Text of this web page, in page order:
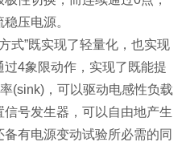
压电源。
式”既实现了轻量化，也实现
4象限动作，实现了既能提
(sink)，可以驱动电感性负载
号发生器，可以自由地产生
有电源变动试验所必需的同